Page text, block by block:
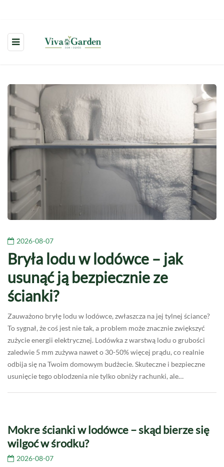
2026-08-07
Bryła lodu w lodówce – jak
usunąć ją bezpiecznie ze
ścianki?
Zauważono bryłę lodu w lodówce, zwłaszcza na jej tylnej ściance?
To sygnał, że coś jest nie tak, a problem może znacznie zwiększyć
zużycie energii elektrycznej. Lodówka z warstwą lodu o grubości
zaledwie 5 mm zużywa nawet o 30-50% więcej prądu, co realnie
odbija się na Twoim domowym budżecie. Skuteczne i bezpieczne
usunięcie tego oblodzenia nie tylko obniży rachunki, ale…
Mokre ścianki w lodówce – skąd bierze się
wilgoć w środku?
2026-08-07